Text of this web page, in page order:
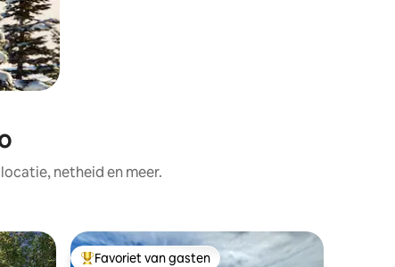
netheid en meer.
Favoriet van gasten